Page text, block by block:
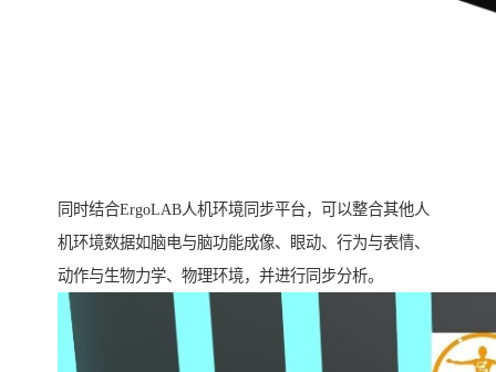
同时结合ErgoLAB人机环境同步平台，可以整合其他人
机环境数据如脑电与脑功能成像、眼动、行为与表情、
动作与生物力学、物理环境，并进行同步分析。